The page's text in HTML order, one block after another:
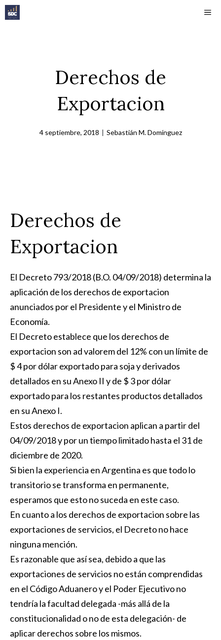
Saltar
al
Derechos de
Exportacion
4 septiembre, 2018 | Sebastián M. Domínguez
Derechos de
Exportacion
El Decreto 793/2018 (B.O. 04/09/2018) determina la
aplicación de los derechos de exportacion
anunciados por el Presidente y el Ministro de
Economía.
El Decreto establece que los derechos de
exportacion son ad valorem del 12% con un límite de
$ 4 por dólar exportado para soja y derivados
detallados en su Anexo II y de $ 3 por dólar
exportado para los restantes productos detallados
en su Anexo I.
Estos derechos de exportacion aplican a partir del
04/09/2018 y por un tiempo limitado hasta el 31 de
diciembre de 2020.
Si bien la experiencia en Argentina es que todo lo
transitorio se transforma en permanente,
esperamos que esto no suceda en este caso.
En cuanto a los derechos de exportacion sobre las
exportaciones de servicios, el Decreto no hace
ninguna mención.
Es razonable que así sea, debido a que las
exportaciones de servicios no están comprendidas
en el Código Aduanero y el Poder Ejecutivo no
tendría la facultad delegada -más allá de la
constitucionalidad o no de esta delegación- de
aplicar derechos sobre los mismos.